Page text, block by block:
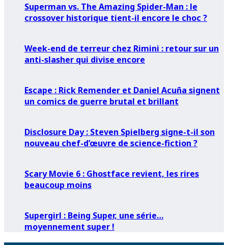
Superman vs. The Amazing Spider-Man : le
crossover historique tient-il encore le choc ?
Week-end de terreur chez Rimini : retour sur un
anti-slasher qui divise encore
Escape : Rick Remender et Daniel Acuña signent
un comics de guerre brutal et brillant
Disclosure Day : Steven Spielberg signe-t-il son
nouveau chef-d’œuvre de science-fiction ?
Scary Movie 6 : Ghostface revient, les rires
beaucoup moins
Supergirl : Being Super, une série…
moyennement super !